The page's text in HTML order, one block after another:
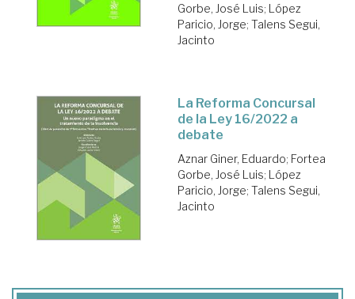
Gorbe, José Luis; López
Paricio, Jorge; Talens Segui,
Jacinto
La Reforma Concursal
de la Ley 16/2022 a
debate
Aznar Giner, Eduardo; Fortea
Gorbe, José Luis; López
Paricio, Jorge; Talens Segui,
Jacinto